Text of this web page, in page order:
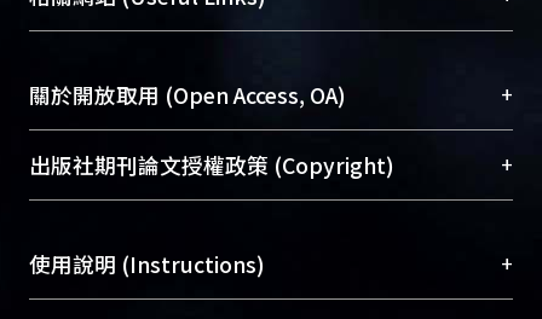
台，成為臺大學術典藏NTU scholars。期能整合研
成果。
To permanently archive and promote researcher
profiles and scholarly works, Library integrates the
services of “NTU Repository” with “Academic
醫學圖書館學科館員(Medical Library)
Sciences Library)
關於開放取用 (Open Access, OA) +
開放取用是從使用者角度提升資訊取用性的社會運
動，應用在學術研究上是透過將研究著作公開供使
用逐年攀升。同時可加速研究發展、提升研究影響
出版社期刊論文授權政策 (Copyright) +
含部分內容的版權非匯入者所有，或由第三方贊
助與合作完成，請確認該版權所有者及第三方同
使用說明 (Instructions) +